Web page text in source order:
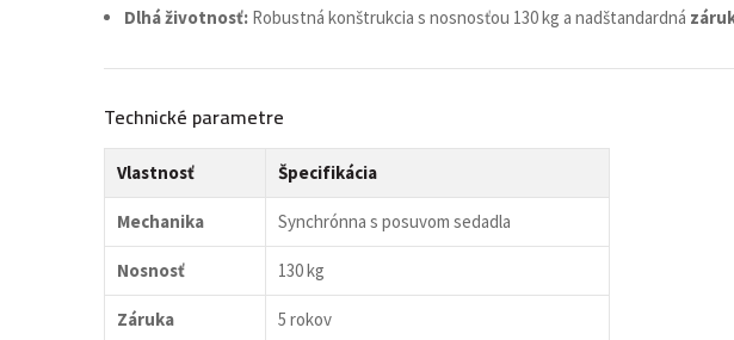
Dlhá životnosť:Robustná konštrukcia s nosnosťou 130 kg a nadštandardná
Technické parametre
Vlastnosť Špecifikácia
Mechanika Synchrónna s posuvom sedadla
Nosnosť 130 kg
Záruka 5 rokov